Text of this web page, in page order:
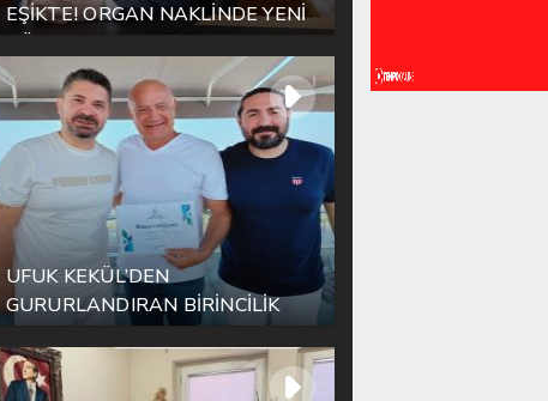
EŞİKTE! ORGAN NAKLİNDE YENİ
DÖNEM BAŞLIYOR
UFUK KEKÜL’DEN
GURURLANDIRAN BİRİNCİLİK